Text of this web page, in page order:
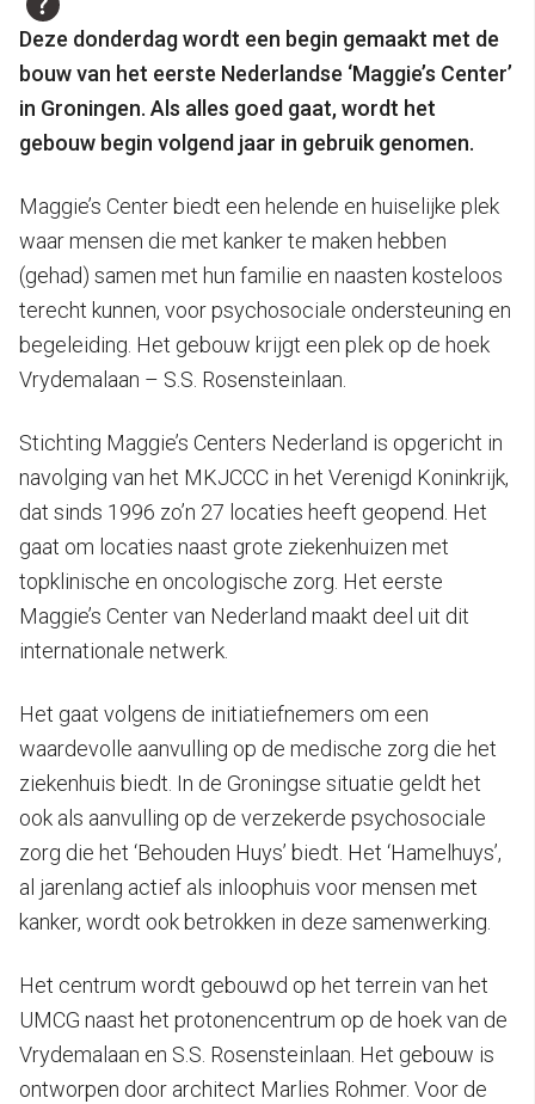
Deze donderdag wordt een begin gemaakt met de
bouw van het eerste Nederlandse ‘Maggie’s Center’
in Groningen. Als alles goed gaat, wordt het
gebouw begin volgend jaar in gebruik genomen.
Maggie’s Center biedt een helende en huiselijke plek
waar mensen die met kanker te maken hebben
(gehad) samen met hun familie en naasten kosteloos
terecht kunnen, voor psychosociale ondersteuning en
begeleiding. Het gebouw krijgt een plek op de hoek
Vrydemalaan – S.S. Rosensteinlaan.
Stichting Maggie’s Centers Nederland is opgericht in
navolging van het MKJCCC in het Verenigd Koninkrijk,
dat sinds 1996 zo’n 27 locaties heeft geopend. Het
gaat om locaties naast grote ziekenhuizen met
topklinische en oncologische zorg. Het eerste
Maggie’s Center van Nederland maakt deel uit dit
internationale netwerk.
Het gaat volgens de initiatiefnemers om een
waardevolle aanvulling op de medische zorg die het
ziekenhuis biedt. In de Groningse situatie geldt het
ook als aanvulling op de verzekerde psychosociale
zorg die het ‘Behouden Huys’ biedt. Het ‘Hamelhuys’,
al jarenlang actief als inloophuis voor mensen met
kanker, wordt ook betrokken in deze samenwerking.
Het centrum wordt gebouwd op het terrein van het
UMCG naast het protonencentrum op de hoek van de
Vrydemalaan en S.S. Rosensteinlaan. Het gebouw is
ontworpen door architect Marlies Rohmer. Voor de